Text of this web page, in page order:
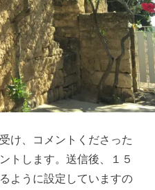
け、コメントくださった
トします。送信後、１５
ように設定していますの